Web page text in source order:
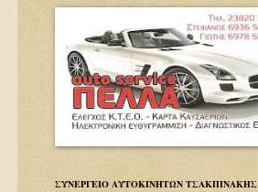
ΣΥΝΕΡΓΕΙΟ ΑΥΤΟΚΙΝΗΤΩΝ ΤΣΑΚΠΙΝΑΚΗΣ